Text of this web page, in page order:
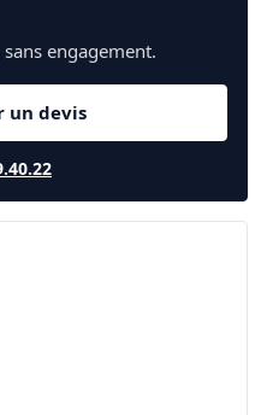
engagement.
un devis